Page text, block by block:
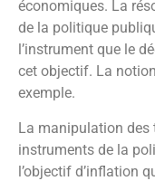
économiques. La
de la politique
l’instrument que le
cet objectif. La
exemple.
La manipulation des
instruments de la
l’objectif d’inflation